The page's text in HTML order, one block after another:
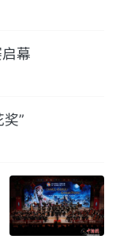
幕
”